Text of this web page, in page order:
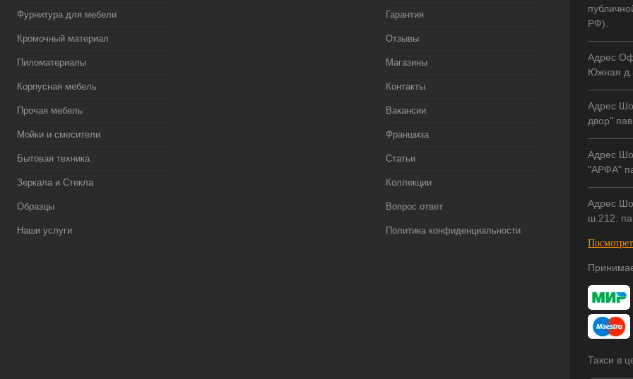
Фурнитура для мебели
Кромочный материал
Пиломатериалы
Корпусная мебель
Прочая мебель
Мойки и смесители
Бытовая техника
Зеркала и Стекла
Образцы
Наши услуги
Гарантия
Отзывы
Магазины
Контакты
Вакансии
Франшиза
Статьи
Коллекции
Вопрос ответ
Политика конфиденциальности
РФ).
Адрес
Южная
Адрес
двор"
Адрес
"АРФА"
Адрес
ш.212.
Такси в